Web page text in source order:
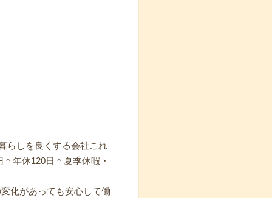
らしを良くする会社これ
年休120日＊夏季休暇・
化があっても安心して働